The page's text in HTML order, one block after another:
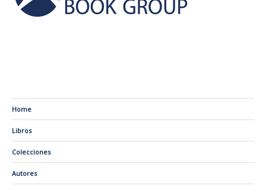
Home
Libros
Colecciones
Autores